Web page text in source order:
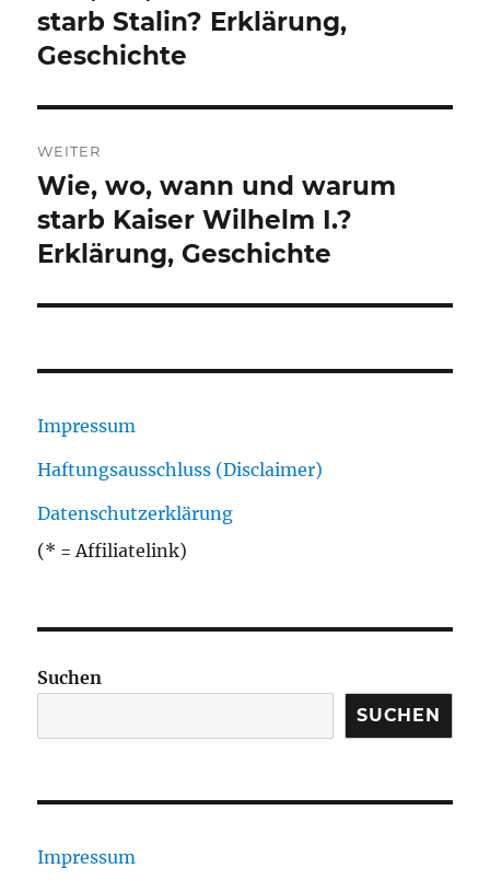
Beitrag:
starb Stalin? Erklärung,
Geschichte
WEITER
Nächster
Beitrag:
Wie, wo, wann und warum
starb Kaiser Wilhelm I.?
Erklärung, Geschichte
Impressum
Haftungsausschluss (Disclaimer)
Datenschutzerklärung
(* = Affiliatelink)
Suchen
SUCHEN
Impressum